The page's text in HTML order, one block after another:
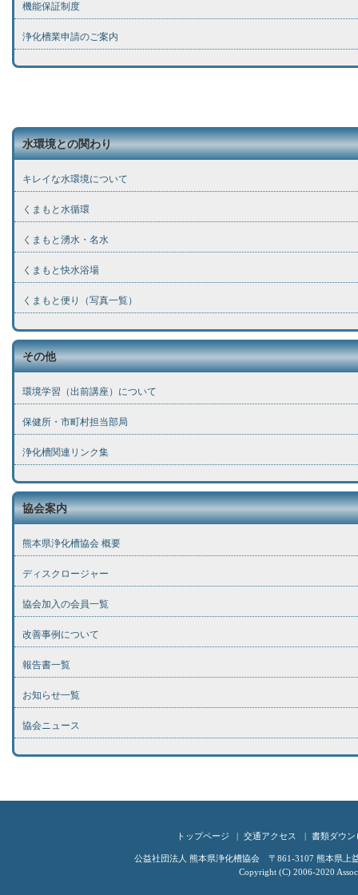
機能保証制度
浄化槽業申請のご案内
水環境との関わり
キレイな水環境について
くまもと水循環
くまもと湧水・名水
くまもと快水浴場
くまもと便り（写真一覧）
その他
環境学習（出前講座）について
保健所・市町村担当部局
浄化槽関連リンク集
協会案内
熊本県浄化槽協会 概要
ディスクロージャー
協会加入の会員一覧
改善事例について
報告書一覧
お知らせ一覧
協会ニュース
トップページ 交通アクセス 書類ダウン
公益社団法人 熊本県浄化槽協会 〒861-3107 熊本県
Copyright (C) 2006-2020